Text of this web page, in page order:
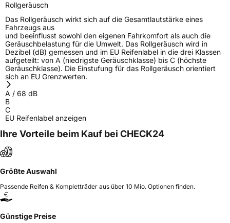
Allgemeine Produktsicherheit (GPSR)
Herstellerkontakt
Deutschland GmbH Hollerithallee 18a 30419
Hannover Germany,
label.information@eu.giti.com
Rollgeräusch
Das Rollgeräusch wirkt sich auf die Gesamtlautstärke eines
Fahrzeugs aus
und beeinflusst sowohl den eigenen Fahrkomfort als auch die
Geräuschbelastung für die Umwelt. Das Rollgeräusch wird in
Dezibel (dB) gemessen und im EU Reifenlabel in die drei Klassen
aufgeteilt: von A (niedrigste Geräuschklasse) bis C (höchste
Geräuschklasse). Die Einstufung für das Rollgeräusch orientiert
sich an EU Grenzwerten.
A / 68 dB
B
C
EU Reifenlabel anzeigen
Ihre Vorteile beim Kauf bei CHECK24
Größte Auswahl
Passende Reifen & Kompletträder aus über 10 Mio. Optionen finden.
Günstige Preise